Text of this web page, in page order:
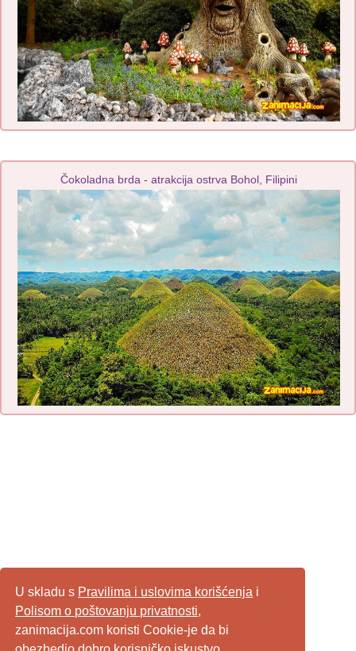
U skladu s Pravilima i uslovima korišćenja i
Polisom o poštovanju privatnosti,
zanimacija.com koristi Cookie-je da bi
Čokoladna brda - atrakcija ostrva Bohol, Filipini